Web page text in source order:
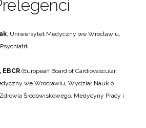
, Uniwersytet Medyczny we Wrocławiu,
(European Board of Cardiovascular
we Wrocławiu, Wydział Nauk o
Środowiskowego, Medycyny Pracy i